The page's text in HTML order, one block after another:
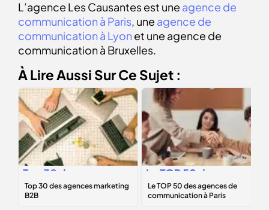
L’agence Les Causantes est une agence de
communication à Paris , une agence de
communication à Lyon et une agence de
communication à Bruxelles.
À Lire Aussi Sur Ce Sujet :
Top 30 des
agences
marketing B2B
Le TOP 50 des
agences de
communication à